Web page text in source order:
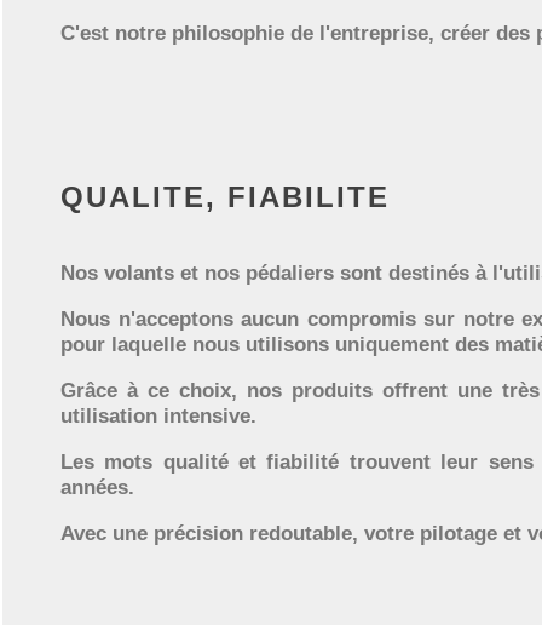
C'est notre philosophie de l'entreprise, créer
QUALITE, FIABILITE
Nos volants et nos pédaliers sont destinés à
Nous n'acceptons aucun compromis sur notre
pour laquelle nous utilisons uniquement des
Grâce à ce choix, nos produits offrent une
utilisation intensive.
Les mots qualité et fiabilité trouvent leur sens
années.
Avec une précision redoutable, votre pilotage et